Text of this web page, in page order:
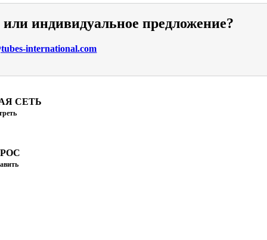
индивидуальное предложение?
international.com
СЕТЬ